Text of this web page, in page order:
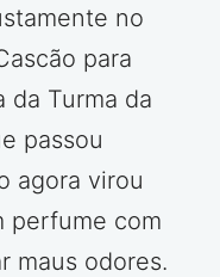
no
para
da Turma da
passou
agora virou
perfume com
maus odores.